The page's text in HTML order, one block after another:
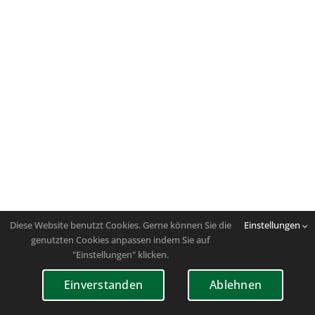
Diese Website benutzt Cookies. Gerne können Sie die
genutzten Cookies anpassen indem Sie auf
"Einstellungen" klicken.
Einstellungen
Einverstanden Ablehnen